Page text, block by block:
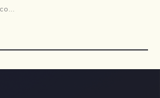
Robe trapèze col en v satin courte/mini robe de fête de la rentrée